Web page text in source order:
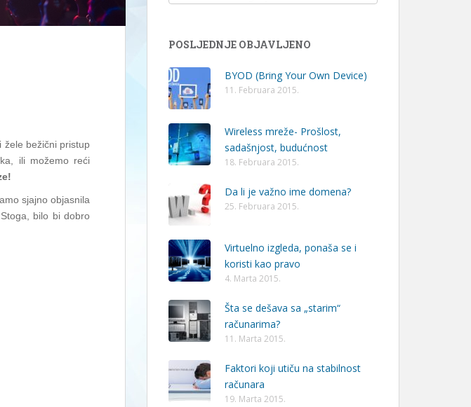
žele bežični pristup
ili možemo reći
sjajno objasnila
bilo bi dobro
POSLJEDNJE OBJAVLJENO
BYOD (Bring Your Own Device)
11. Februara 2015.
Wireless mreže- Prošlost,
sadašnjost, budućnost
18. Februara 2015.
Da li je važno ime domena?
25. Februara 2015.
Virtuelno izgleda, ponaša se i
koristi kao pravo
4. Marta 2015.
Šta se dešava sa „starim“
računarima?
11. Marta 2015.
Faktori koji utiču na stabilnost
računara
19. Marta 2015.